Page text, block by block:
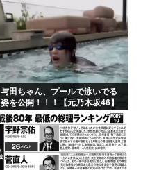
与田ちゃん、プールで泳いでる
姿を公開！！！【元乃木坂46】